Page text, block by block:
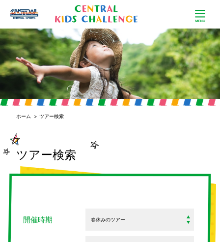
ホーム > ツアー検索
ツアー検索
開催時期